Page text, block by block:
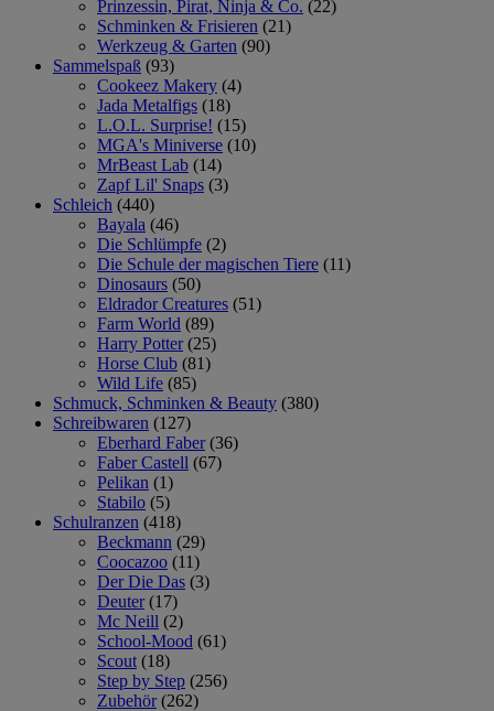
Prinzessin, Pirat, Ninja & Co. (22)
Schminken & Frisieren (21)
Werkzeug & Garten (90)
Sammelspaß (93)
Cookeez Makery (4)
Jada Metalfigs (18)
L.O.L. Surprise! (15)
MGA's Miniverse (10)
MrBeast Lab (14)
Zapf Lil' Snaps (3)
Schleich (440)
Bayala (46)
Die Schlümpfe (2)
Die Schule der magischen Tiere (11)
Dinosaurs (50)
Eldrador Creatures (51)
Farm World (89)
Harry Potter (25)
Horse Club (81)
Wild Life (85)
Schmuck, Schminken & Beauty (380)
Schreibwaren (127)
Eberhard Faber (36)
Faber Castell (67)
Pelikan (1)
Stabilo (5)
Schulranzen (418)
Beckmann (29)
Coocazoo (11)
Der Die Das (3)
Deuter (17)
Mc Neill (2)
School-Mood (61)
Scout (18)
Step by Step (256)
Zubehör (262)